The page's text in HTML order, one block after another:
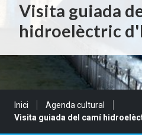
Visita guiada
hidroelèctric
Sou a:
Inici
Agenda cultural
Visita guiada del camí